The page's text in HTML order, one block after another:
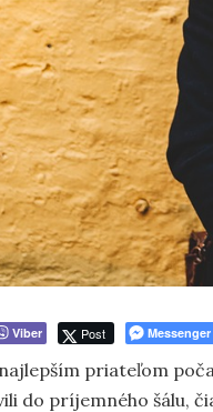
Viber Post Messenger
priateľom
do príjemného šálu,